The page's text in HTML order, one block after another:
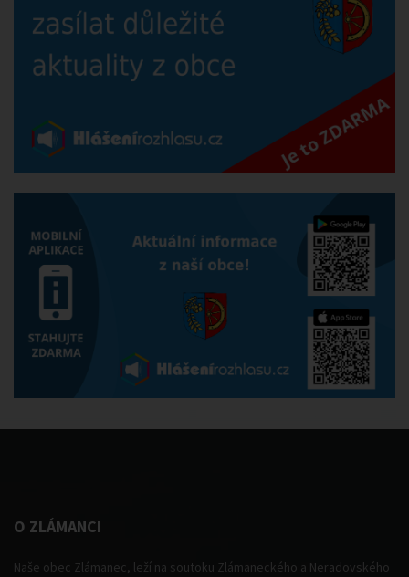
O ZLÁMANCI
Naše obec Zlámanec, leží na soutoku Zlámaneckého a Neradovského